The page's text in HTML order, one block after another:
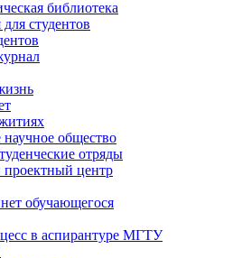
библиотека
студентов
научное общество
отряды
центр
обучающегося
в аспирантуре МГТУ